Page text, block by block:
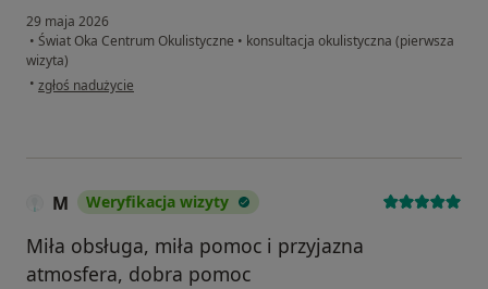
29 maja 2026
• Świat Oka Centrum Okulistyczne • konsultacja okulistyczna (pierwsza
wizyta)
• w opinii użytkownika Edyta M
zgłoś nadużycie
M Weryfikacja wizyty
Miła obsługa, miła pomoc i przyjazna
atmosfera, dobra pomoc